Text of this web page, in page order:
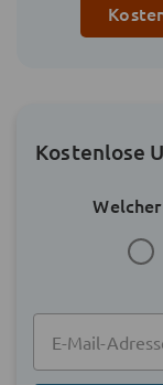
Kostenlose